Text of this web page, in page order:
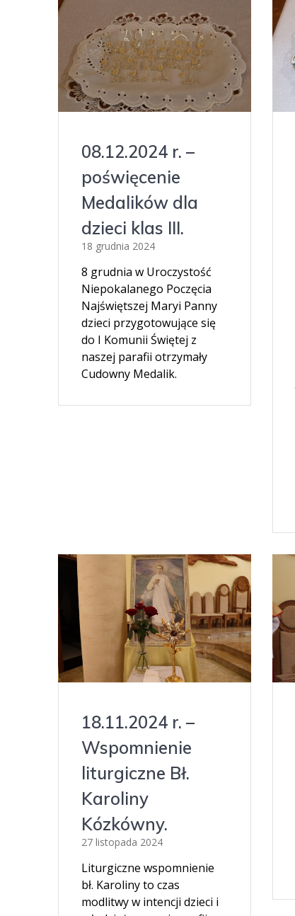
08.12.2024 r. –
poświęcenie
Medalików dla
dzieci klas III.
18 grudnia 2024
8 grudnia w Uroczystość
Niepokalanego Poczęcia
Najświętszej Maryi Panny
dzieci przygotowujące się
do I Komunii Świętej z
naszej parafii otrzymały
Cudowny Medalik.
18.11.2024 r. –
Wspomnienie
liturgiczne Bł.
Karoliny
Kózkówny.
27 listopada 2024
Liturgiczne wspomnienie
bł. Karoliny to czas
modlitwy w intencji dzieci i